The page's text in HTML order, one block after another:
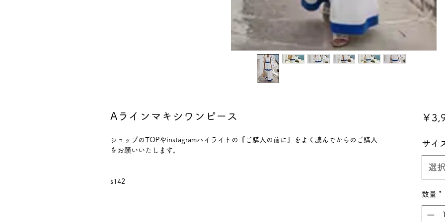
Aラインマキシワンピース
ショップのTOPやinstagramハイライトの『ご購入の前に』をよく読んでからのご購入
をお願いいたします。
s142
￥
サイ
選択
数量 *